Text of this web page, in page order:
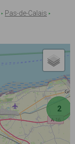
Pas-de-Calais
2